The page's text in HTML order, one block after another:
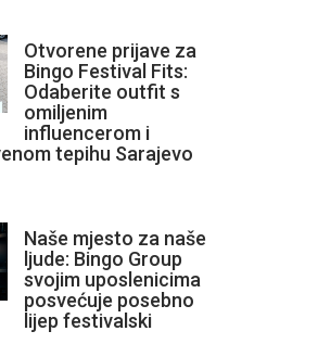
Otvorene prijave za
Bingo Festival Fits:
Odaberite outfit s
omiljenim
influencerom i
tepihu Sarajevo
Naše mjesto za naše
ljude: Bingo Group
svojim uposlenicima
posvećuje posebno
lijep festivalski